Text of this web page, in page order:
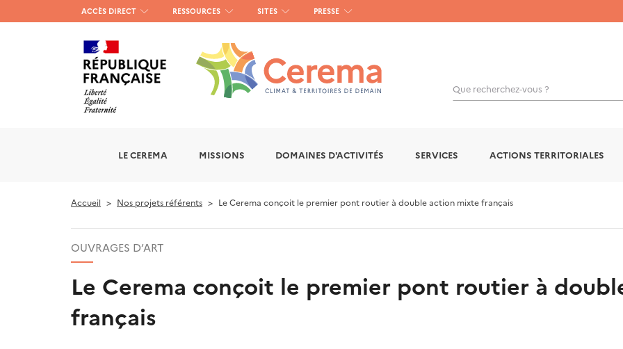
Menu
haut
gauche
ACCÈS DIRECT RESSOURCES SITES PRESSE
Que recherchez-vous ?
LE CEREMA MISSIONS DOMAINES D'ACTIVITÉS SERVICES ACTIONS TERRITORIALES
Accueil Nos projets référents Le Cerema conçoit le premier pont routier à double action mixte français
OUVRAGES D’ART
Le Cerema conçoit le premier pont routier à
français